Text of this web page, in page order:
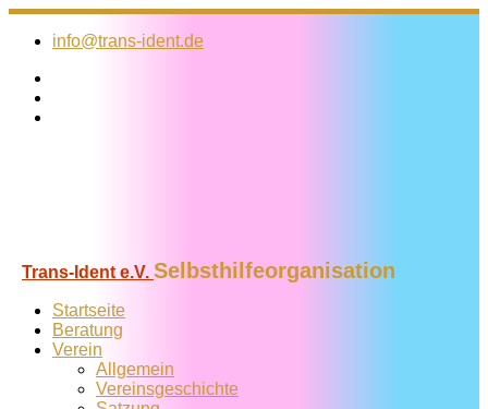
Zum
Inhalt
info@trans-ident.de
Trans-Ident e.V. Selbsthilfeorganisation
Startseite
Beratung
Verein
Allgemein
Vereins­geschichte